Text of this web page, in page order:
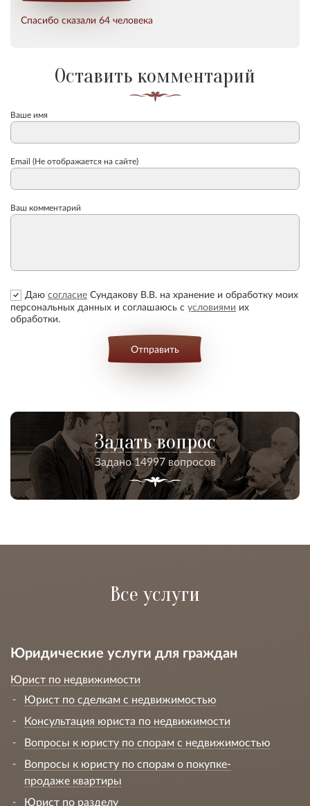
Спасибо сказали 64 человека
Оставить комментарий
Ваше имя
Email (Не отображается на сайте)
Ваш комментарий
Даю согласие Сундакову В.В. на хранение и обработку моих
персональных данных и соглашаюсь с условиями их
обработки.
Отправить
Задать вопрос
Задано 14997 вопросов
Все услуги
Юридические услуги для граждан
Юрист по недвижимости
Юрист по сделкам с недвижимостью
Консультация юриста по недвижимости
Вопросы к юристу по спорам с недвижимостью
Вопросы к юристу по спорам о покупке-
продаже квартиры
Юрист по разделу